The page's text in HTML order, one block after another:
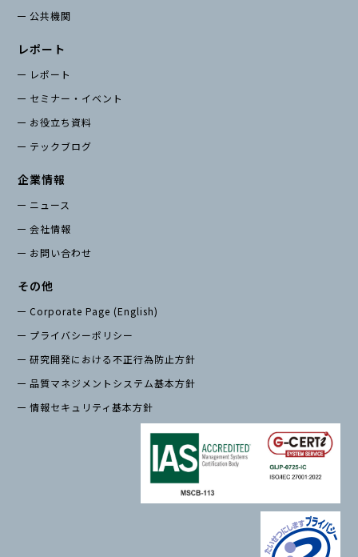
公共機関
レポート
レポート
セミナー・イベント
お役立ち資料
テックブログ
企業情報
ニュース
会社情報
お問い合わせ
その他
Corporate Page (English)
プライバシーポリシー
研究開発における不正行為防止方針
品質マネジメントシステム基本方針
情報セキュリティ基本方針